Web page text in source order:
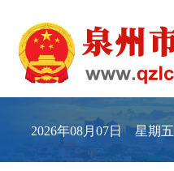
2026年08月07日 星期五